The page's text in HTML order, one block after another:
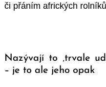
či přáním afrických
Nazývají to ‚trvale
– je to ale jeho opak